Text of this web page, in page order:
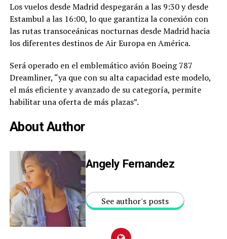
Los vuelos desde Madrid despegarán a las 9:30 y desde
Estambul a las 16:00, lo que garantiza la conexión con
las rutas transoceánicas nocturnas desde Madrid hacia
los diferentes destinos de Air Europa en América.
Será operado en el emblemático avión Boeing 787
Dreamliner, “ya que con su alta capacidad este modelo,
el más eficiente y avanzado de su categoría, permite
habilitar una oferta de más plazas”.
About Author
Angely Fernandez
See author's posts